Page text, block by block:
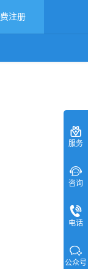
注册
服务
咨询
电话
公众号